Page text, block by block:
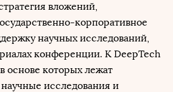
вложений,
корпоративное
научных исследований,
конференции. К DeepTech
основе которых лежат
исследования и